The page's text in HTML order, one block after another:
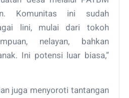
Komunitas ini sudah
lini, mulai dari tokoh
nelayan, bahkan
Ini potensi luar biasa,”
juga menyoroti tantangan